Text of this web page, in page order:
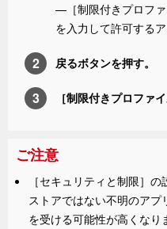
—［制限付きプロフ
を入力して許可するア
戻るボタンを押す。
［制限付きプロファ
ご注意
［セキュリティと制限］の
ストアではない不明のア
を受ける可能性が高くなり